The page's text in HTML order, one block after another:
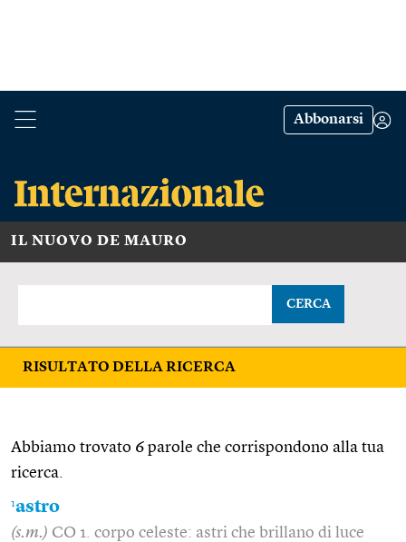
Abbonarsi
IL NUOVO DE MAURO
CERCA
RISULTATO DELLA RICERCA
Abbiamo trovato 6 parole che corrispondono alla tua
ricerca.
1astro
(s.m.) CO 1. corpo celeste: astri che brillano di luce